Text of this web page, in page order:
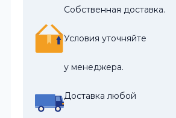
Собственная доставка.
Условия уточняйте
у менеджера.
Доставка любой